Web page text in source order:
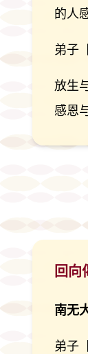
的人
弟子
放生
感恩
回向
南无
弟子